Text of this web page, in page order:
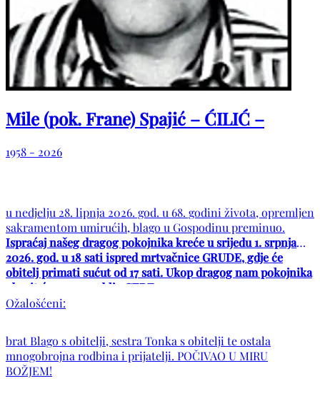
Mile (pok. Frane) Spajić – ĆILIĆ –
1958 - 2026
u nedjelju 28. lipnja 2026. god. u 68. godini života, opremljen
sakramentom umirućih, blago u Gospodinu preminuo.
Ispraćaj našeg dragog pokojnika kreće u srijedu 1. srpnja
2026. god. u 18 sati ispred mrtvačnice GRUDE, gdje će
obitelj primati sućut od 17 sati. Ukop dragog nam pokojnika
obavit će se na groblju CERE.
Ožalošćeni:
brat Blago s obitelji, sestra Tonka s obitelji te ostala
mnogobrojna rodbina i prijatelji. POČIVAO U MIRU
BOŽJEM!